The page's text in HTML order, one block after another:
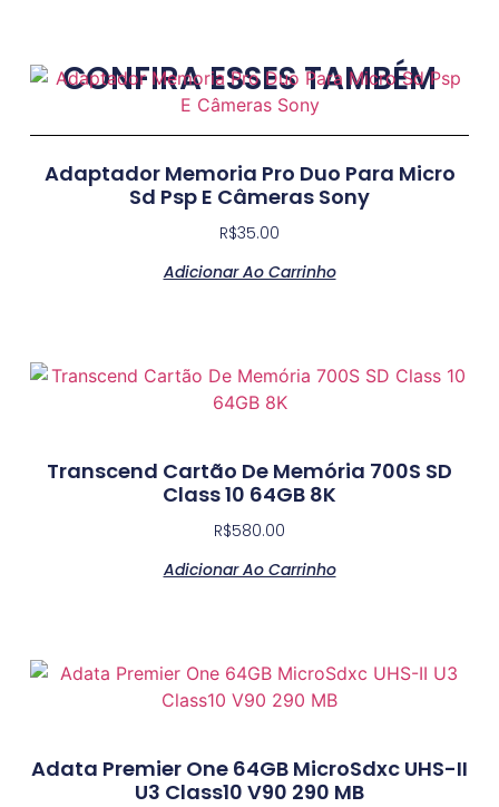
CONFIRA ESSES TAMBÉM
Adaptador Memoria Pro Duo Para Micro
Sd Psp E Câmeras Sony
R$35.00
Adicionar Ao Carrinho
Transcend Cartão De Memória 700S SD
Class 10 64GB 8K
R$580.00
Adicionar Ao Carrinho
Adata Premier One 64GB MicroSdxc UHS-II
U3 Class10 V90 290 MB